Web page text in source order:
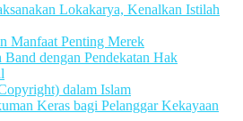
Lokakarya, Kenalkan Istilah
Manfaat Penting Merek
Band dengan Pendekatan Hak
dalam Islam
Keras bagi Pelanggar Kekayaan